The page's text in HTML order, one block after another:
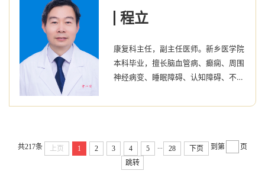
化功能
程立
康复科主任，副主任医师。新乡医学院
本科毕业，擅长脑血管病、癫痫、周围
神经病变、睡眠障碍、认知障碍、不自
难杂症的的诊疗。擅长神经康复及颈肩
的复位治疗及前庭功能的康复治疗有专
共217条 上页 1 2 3 4 5 ... 28 下页 到第
页
跳转